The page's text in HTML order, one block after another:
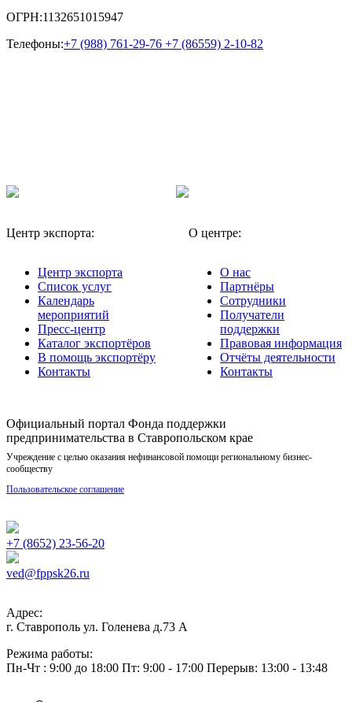
ОГРН:1132651015947
Телефоны:+7 (988) 761-29-76 +7 (86559) 2-10-82
Центр экспорта:
Центр экспорта
Список услуг
Календарь
мероприятий
Пресс-центр
Каталог экспортёров
В помощь экспортёру
Контакты
О центре:
О нас
Партнёры
Сотрудники
Получатели
поддержки
Правовая информация
Отчёты деятельности
Контакты
Официальный портал Фонда поддержки
предпринимательства в Ставропольском крае
Учреждение с целью оказания нефинансовой помощи региональному бизнес-
сообществу
Пользовательское соглашение
+7 (8652) 23-56-20
ved@fppsk26.ru
Адрес:
г. Ставрополь ул. Голенева д.73 A
Режима работы:
Пн-Чт : 9:00 до 18:00 Пт: 9:00 - 17:00 Перерыв: 13:00 - 13:48